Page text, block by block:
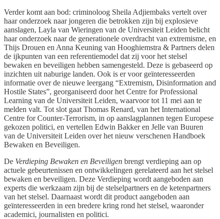
Verder komt aan bod: criminoloog Sheila Adjiembaks vertelt over
haar onderzoek naar jongeren die betrokken zijn bij explosieve
aanslagen, Layla van Wieringen van de Universiteit Leiden belicht
haar onderzoek naar de generationele overdracht van extremisme, en
Thijs Drouen en Anna Keuning van Hooghiemstra & Partners delen
de ijkpunten van een referentiemodel dat zij voor het stelsel
bewaken en beveiligen hebben samengesteld. Deze is gebaseerd op
inzichten uit naburige landen. Ook is er voor geïnteresseerden
informatie over de nieuwe leergang “Extremism, Disinformation and
Hostile States”, georganiseerd door het Centre for Professional
Learning van de Universiteit Leiden, waarvoor tot 11 mei aan te
melden valt. Tot slot gaat Thomas Renard, van het International
Centre for Counter-Terrorism, in op aanslagplannen tegen Europese
gekozen politici, en vertellen Edwin Bakker en Jelle van Buuren
van de Universiteit Leiden over het nieuw verschenen Handboek
Bewaken en Beveiligen.
De Verdieping Bewaken en Beveiligen brengt verdieping aan op
actuele gebeurtenissen en ontwikkelingen gerelateerd aan het stelsel
bewaken en beveiligen. Deze Verdieping wordt aangeboden aan
experts die werkzaam zijn bij de stelselpartners en de ketenpartners
van het stelsel. Daarnaast wordt dit product aangeboden aan
geïnteresseerden in een bredere kring rond het stelsel, waaronder
academici, journalisten en politici.